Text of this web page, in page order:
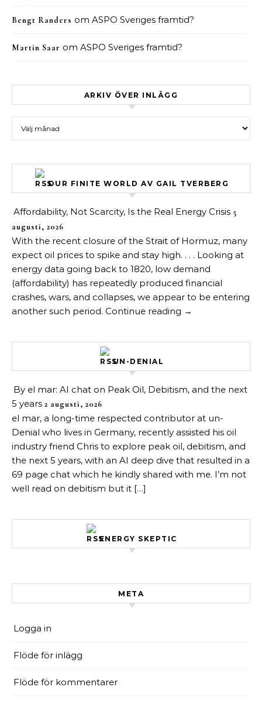
Bengt Randers om ASPO Sveriges framtid?
Martin Saar om ASPO Sveriges framtid?
ARKIV ÖVER INLÄGG
OUR FINITE WORLD AV GAIL TVERBERG
Affordability, Not Scarcity, Is the Real Energy Crisis 5
augusti, 2026
With the recent closure of the Strait of Hormuz, many
expect oil prices to spike and stay high. . . . Looking at
energy data going back to 1820, low demand
(affordability) has repeatedly produced financial
crashes, wars, and collapses, we appear to be entering
another such period. Continue reading →
UN-DENIAL
By el mar: AI chat on Peak Oil, Debitism, and the next
5 years 2 augusti, 2026
el mar, a long-time respected contributor at un-
Denial who lives in Germany, recently assisted his oil
industry friend Chris to explore peak oil, debitism, and
the next 5 years, with an AI deep dive that resulted in a
69 page chat which he kindly shared with me. I’m not
well read on debitism but it […]
ENERGY SKEPTIC
META
Logga in
Flöde för inlägg
Flöde för kommentarer